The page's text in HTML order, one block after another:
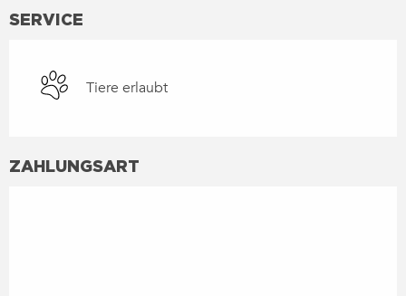
SERVICE
Tiere erlaubt
ZAHLUNGSART